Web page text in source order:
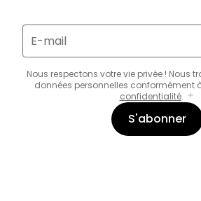
E-mail
Nous respectons votre vie privée ! Nous
données personnelles conformément
confidentialité.
S'abonner